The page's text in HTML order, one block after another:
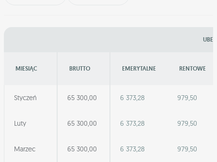
MIESIĄC BRUTTO EMERYTALNE RENTOWE
Styczeń 65 300,00 6 373,28 979,50
Luty 65 300,00 6 373,28 979,50
Marzec 65 300,00 6 373,28 979,50